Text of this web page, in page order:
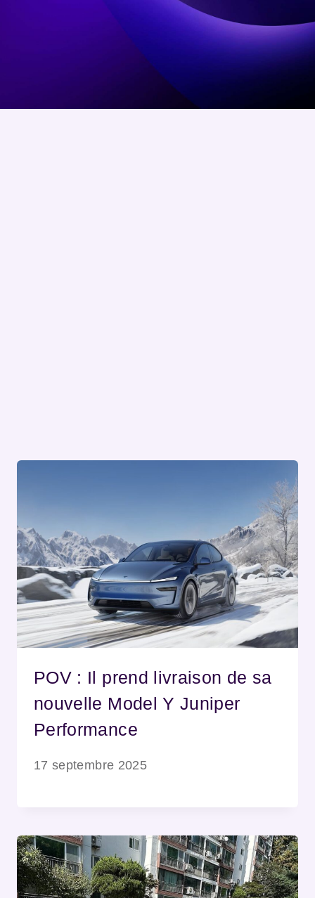
profond pour la révolution électrique,
Evy apporte une perspective unique et
éclairée sur les tendances et les
développements du secteur.
POV : Il prend livraison de sa
nouvelle Model Y Juniper
Performance
17 septembre 2025